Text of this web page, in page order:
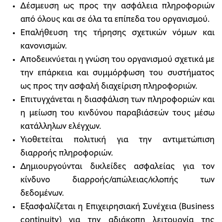
Δέσμευση ως προς την ασφάλεια πληροφοριών
από όλους και σε όλα τα επίπεδα του οργανισμού.
Επαλήθευση της τήρησης σχετικών νόμων και
κανονισμών.
Αποδεικνύεται η γνώση του οργανισμού σχετικά με
την επάρκεια και συμμόρφωση του συστήματος
ως προς την ασφαλή διαχείριση πληροφοριών.
Επιτυγχάνεται η διασφάλιση των πληροφοριών και
η μείωση του κινδύνου παραβιάσεών τους μέσω
κατάλληλων ελέγχων.
Υιοθετείται πολιτική για την αντιμετώπιση
διαρροής πληροφοριών.
Δημιουργούνται δικλείδες ασφαλείας για τον
κίνδυνο διαρροής/απώλειας/κλοπής των
δεδομένων.
Εξασφαλίζεται η Eπιχειρησιακή Συνέχεια (Business
continuity) για την αδιάκοπη λειτουργία της